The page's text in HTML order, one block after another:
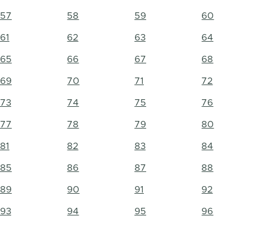
57 58 59 60
61 62 63 64
65 66 67 68
69 70 71 72
73 74 75 76
77 78 79 80
81 82 83 84
85 86 87 88
89 90 91 92
93 94 95 96